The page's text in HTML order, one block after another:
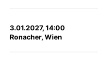
3.01.2027, 14:00
Ronacher, Wien